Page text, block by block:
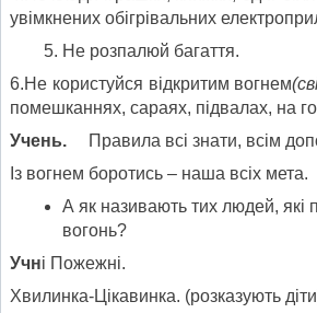
увімкнених обігрівальних
Не розпалюй багаття.
6.Не користуйся відкритим вогнем
помешканнях, сараях, підвалах, на
Учень. Правила всі знати, всім
Із вогнем боротись – наша всіх мета.
А як називають тих людей, які
вогонь?
Учні Пожежні.
Хвилинка-Цікавинка. (розказують